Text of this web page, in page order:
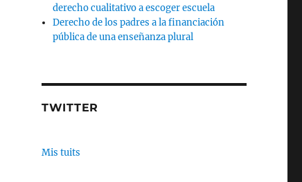
derecho cualitativo a escoger escuela
Derecho de los padres a la financiación
pública de una enseñanza plural
TWITTER
Mis tuits